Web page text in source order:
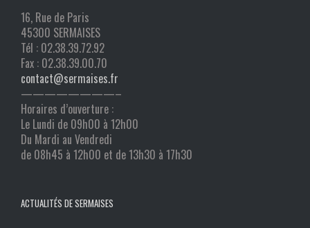
16, Rue de Paris
45300 SERMAISES
Tél : 02.38.39.72.92
Fax : 02.38.39.00.70
contact@sermaises.fr
————————–
Horaires d’ouverture :
Le Lundi de 09h00 à 12h00
Du Mardi au Vendredi
de 08h45 à 12h00 et de 13h30 à 17h30
ACTUALITÉS DE SERMAISES